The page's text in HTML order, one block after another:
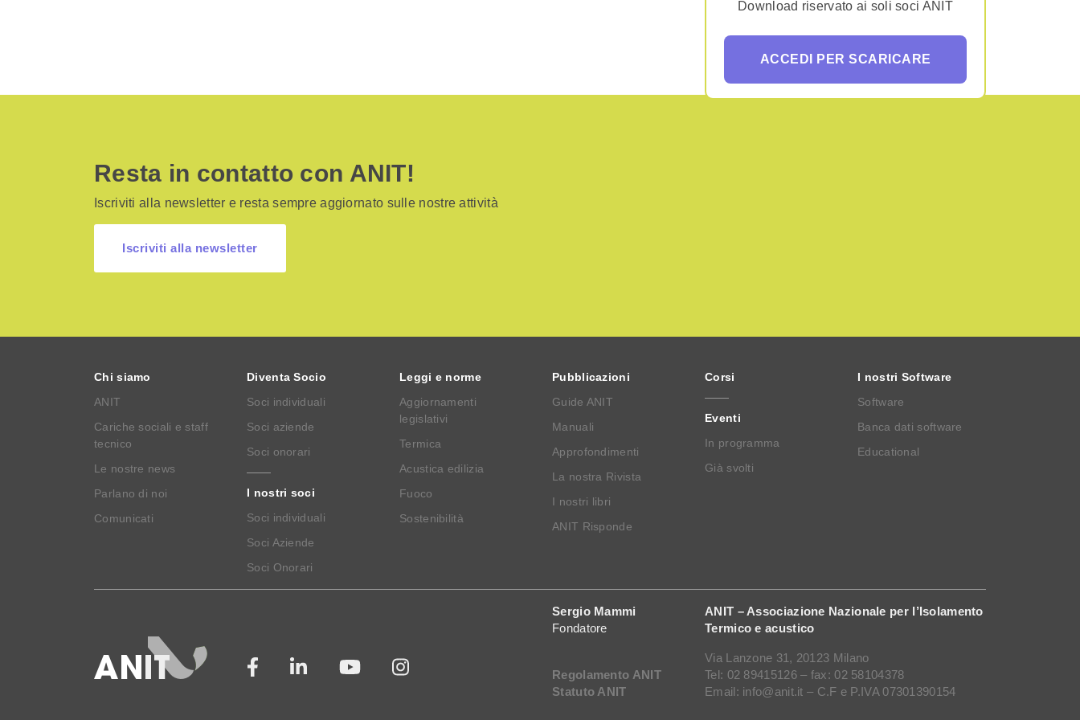
Download riservato ai soli soci ANIT
ACCEDI PER SCARICARE
Resta in contatto con ANIT!
Iscriviti alla newsletter e resta sempre aggiornato sulle nostre attività
Iscriviti alla newsletter
Chi siamo
ANIT
Cariche sociali e staff
tecnico
Le nostre news
Parlano di noi
Comunicati
Diventa Socio
Soci individuali
Soci aziende
Soci onorari
I nostri soci
Soci individuali
Soci Aziende
Soci Onorari
Leggi e norme
Aggiornamenti
legislativi
Termica
Acustica edilizia
Fuoco
Sostenibilità
Pubblicazioni
Guide ANIT
Manuali
Approfondimenti
La nostra Rivista
I nostri libri
ANIT Risponde
Corsi
Eventi
In programma
Già svolti
I nostri Software
Software
Banca dati software
Educational
Sergio Mammi
Fondatore
Regolamento ANIT
Statuto ANIT
ANIT – Associazione Nazionale per l’Isolamento
Termico e acustico
Via Lanzone 31, 20123 Milano
Tel: 02 89415126 – fax: 02 58104378
Email: info@anit.it – C.F e P.IVA 07301390154